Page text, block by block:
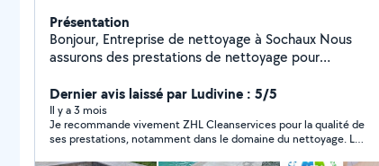
Présentation
Bonjour, Entreprise de nettoyage à Sochaux Nous
assurons des prestations de nettoyage pour
rayon de 60 km. Forts de 20 années d'expérience dans
le secteur de la restauration avec des exigences
strictes en matière d'hygiène, nous avons suivi plusieurs
formations spécialisées en propreté, hygiène et
Dernier avis laissé par Ludivine : 5/5
Il y a 3 mois
Je recommande vivement ZHL Cleanservices pour la qualité de
ses prestations, notamment dans le domaine du nettoyage. Le